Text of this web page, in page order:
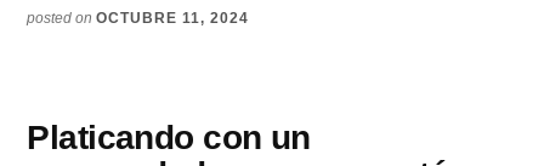
posted onOCTUBRE 11, 2024
Platicando con un